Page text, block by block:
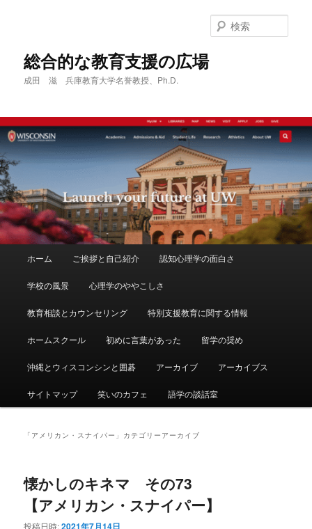
へ
移
動
移
動
総合的な教育支援の広場
成田 滋 兵庫教育大学名誉教授、Ph.D.
索
ホーム ご挨拶と自己紹介 認知心理学の面白さ
学校の風景 心理学のややこしさ
教育相談とカウンセリング 特別支援教育に関する情報
ホームスクール 初めに言葉があった 留学の奨め
沖縄とウィスコンシンと囲碁 アーカイブ アーカイブス
サイトマップ 笑いのカフェ 語学の談話室
「 アメリカン・スナイパー 」カテゴリーアーカイブ
懐かしのキネマ その73
【アメリカン・スナイパー】
投稿日時:2021年7月14日